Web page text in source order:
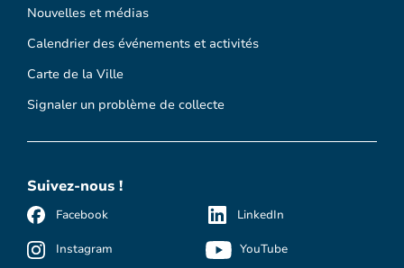
Nouvelles et médias
Calendrier des événements et activités
Carte de la Ville
Signaler un problème de collecte
Suivez-nous !
Facebook
Instagram
LinkedIn
YouTube